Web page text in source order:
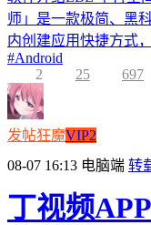
师」是一款极简、黑
内创建应用快捷方式
#Android
2
25 697
发帖狂魔VIP2
08-07 16:13 电脑端 转
丁视频